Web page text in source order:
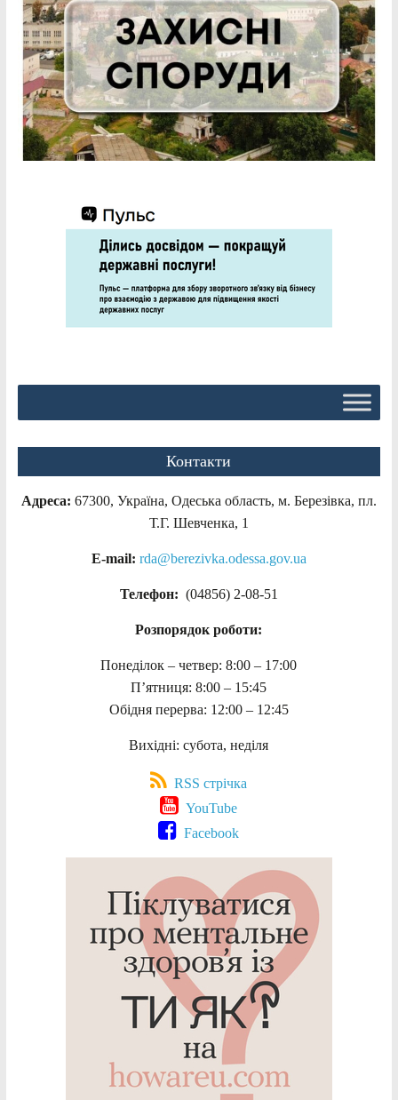
Контакти
Адреса: 67300, Україна, Одеська область, м. Березівка, пл.
Т.Г. Шевченка, 1
E-mail: rda@berezivka.odessa.gov.ua
Телефон: (04856) 2-08-51
Розпорядок роботи:
Понеділок – четвер: 8:00 – 17:00
П’ятниця: 8:00 – 15:45
Обідня перерва: 12:00 – 12:45
Вихідні: субота, неділя
RSS стрічка
YouTube
Facebook